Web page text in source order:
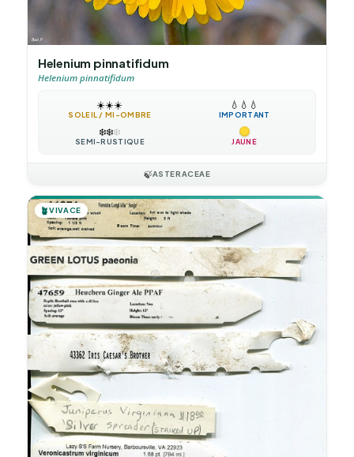
Helenium pinnatifidum
Helenium pinnatifidum
☀️☀️☀️
SOLEIL / MI-OMBRE
💧 💧 💧
IMPORTANT
❄️❄️❄️
SEMI-RUSTIQUE JAUNE
🍃ASTERACEAE
🪴VIVACE